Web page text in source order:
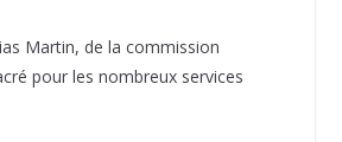
Martin, de la commission
pour les nombreux services